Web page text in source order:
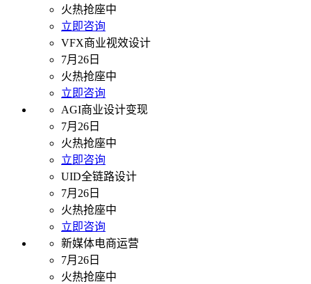
火热抢座中
立即咨询
VFX商业视效设计
7月26日
火热抢座中
立即咨询
AGI商业设计变现
7月26日
火热抢座中
立即咨询
UID全链路设计
7月26日
火热抢座中
立即咨询
新媒体电商运营
7月26日
火热抢座中